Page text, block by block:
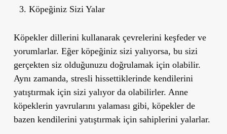
Köpeğiniz Sizi Yalar
Köpekler dillerini kullanarak çevrelerini keşfeder ve
yorumlarlar. Eğer köpeğiniz sizi yalıyorsa, bu sizi
gerçekten siz olduğunuzu doğrulamak için olabilir.
Aynı zamanda, stresli hissettiklerinde kendilerini
yatıştırmak için sizi yalıyor da olabilirler. Anne
köpeklerin yavrularını yalaması gibi, köpekler de
bazen kendilerini yatıştırmak için sahiplerini yalarlar.